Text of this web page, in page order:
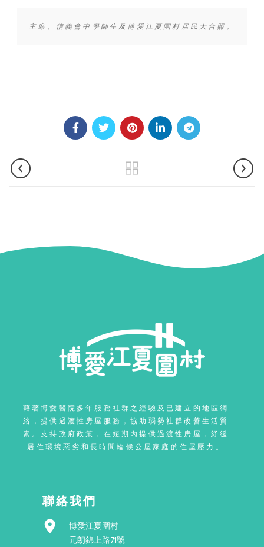
主席、信義會中學師生及博愛江夏圍村居民大合照。
藉著博愛醫院多年服務社群之經驗及已建立的地區網
絡，提供過渡性房屋服務，協助弱勢社群改善生活質
素。支持政府政策，在短期內提供過渡性房屋，紓緩
居住環境惡劣和長時間輪候公屋家庭的住屋壓力。
聯絡我們
博愛江夏圍村
元朗錦上路71號